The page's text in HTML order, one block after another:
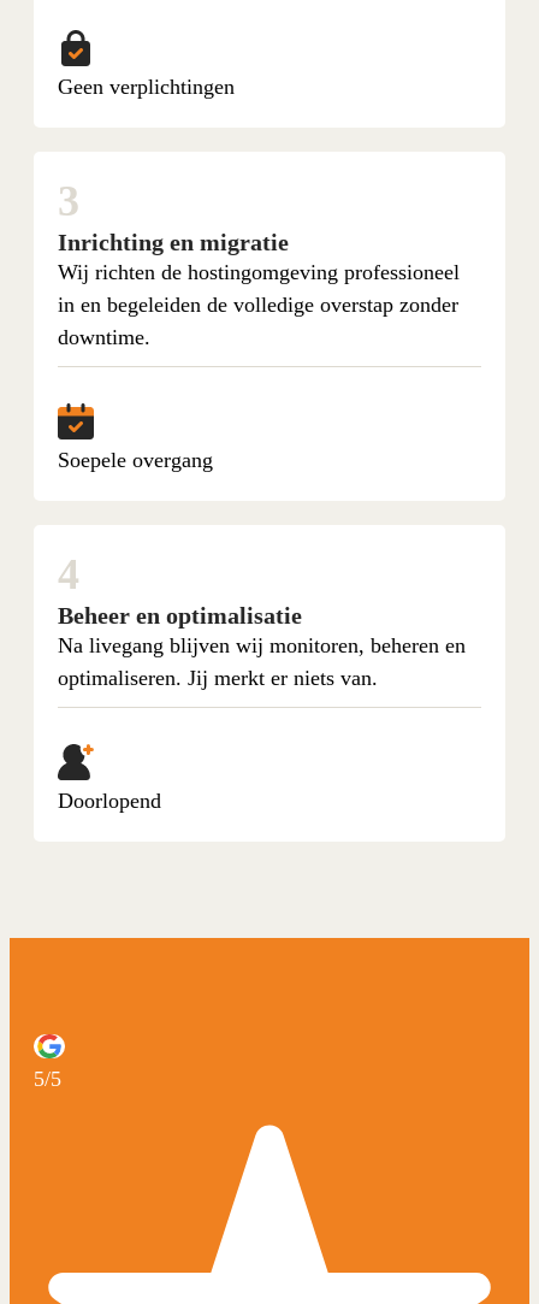
Geen verplichtingen
3
Inrichting en migratie
Wij richten de hostingomgeving professioneel
in en begeleiden de volledige overstap zonder
downtime.
Soepele overgang
4
Beheer en optimalisatie
Na livegang blijven wij monitoren, beheren en
optimaliseren. Jij merkt er niets van.
Doorlopend
5/5